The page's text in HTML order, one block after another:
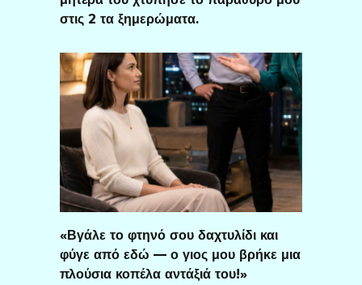
στις 2 τα ξημερώματα.
«Βγάλε το φτηνό σου δαχτυλίδι και
φύγε από εδώ — ο γιος μου βρήκε μια
πλούσια κοπέλα αντάξιά του!»